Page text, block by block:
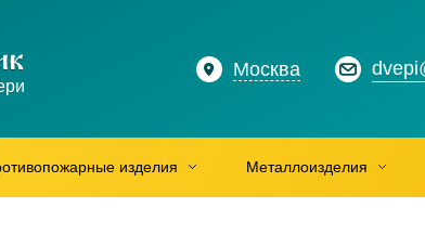
Москва
изделия Металлоизделия